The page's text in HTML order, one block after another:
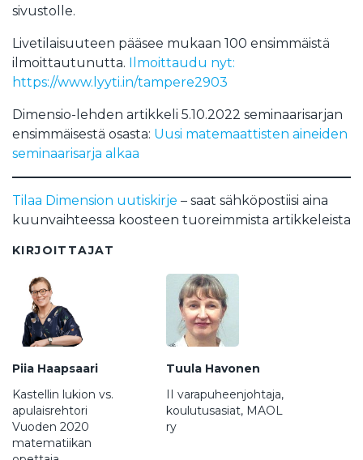
sivustolle.
Livetilaisuuteen pääsee mukaan 100 ensimmäistä
ilmoittautunutta. Ilmoittaudu nyt:
https://www.lyyti.in/tampere2903
Dimensio-lehden artikkeli 5.10.2022 seminaarisarjan
ensimmäisestä osasta: Uusi matemaattisten aineiden
seminaarisarja alkaa
Tilaa Dimension uutiskirje – saat sähköpostiisi aina
kuunvaihteessa koosteen tuoreimmista artikkeleista
KIRJOITTAJAT
Piia Haapsaari
Kastellin lukion vs.
apulaisrehtori
Vuoden 2020
matematiikan
Tuula Havonen
II varapuheenjohtaja,
koulutusasiat, MAOL
ry